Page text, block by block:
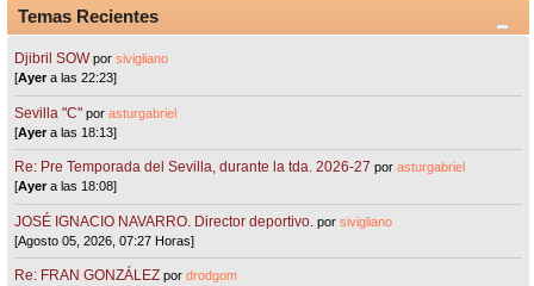
Temas Recientes
Djibril SOW porsivigliano
[Ayera las 22:23]
Sevilla "C"porasturgabriel
[Ayera las 18:13]
Re: Pre Temporada del Sevilla, durante la tda. 2026-27 porasturgabriel
[Ayera las 18:08]
JOSÉ IGNACIO NAVARRO. Director deportivo. porsivigliano
[Agosto 05, 2026, 07:27 Horas]
Re: FRAN GONZÁLEZ pordrodgom